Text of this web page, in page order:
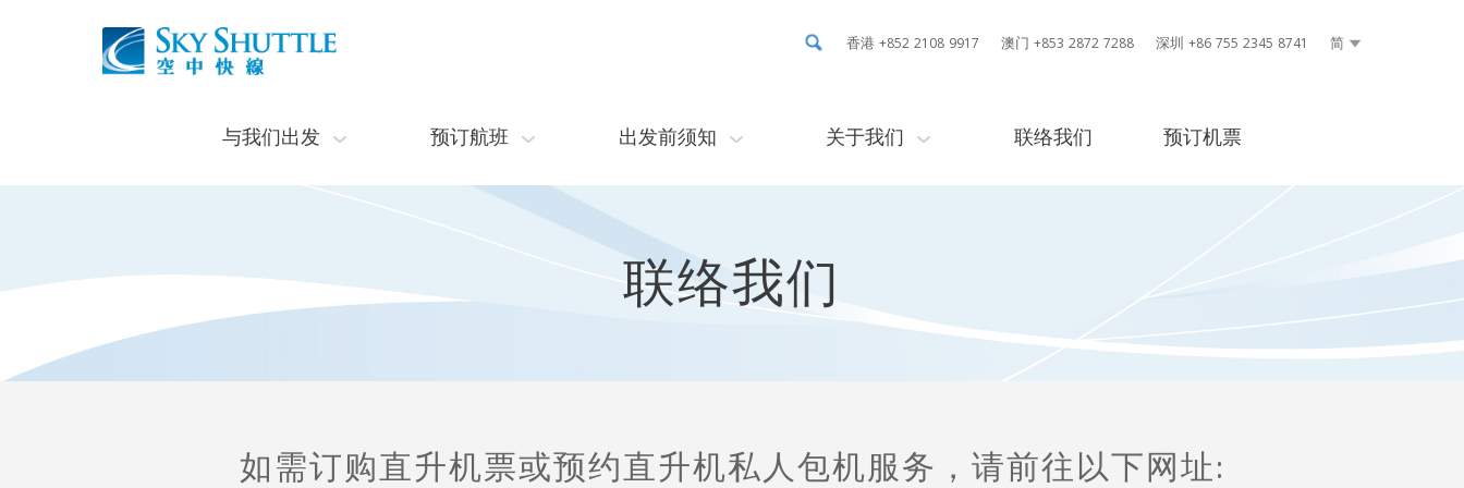
香港 +852 2108 9917 澳门 +853 2872 7288 深圳 +86 755 2345 8741 简
与我们出发 预订航班 出发前须知 关于我们 联络我们 预订机票
联络我们
如需订购直升机票或预约直升机私人包机服务 ，请前往以下网址: